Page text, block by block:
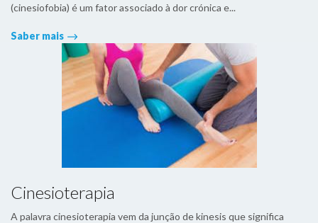
(cinesiofobia) é um fator associado à dor crónica e...
Saber mais
Cinesioterapia
A palavra cinesioterapia vem da junção de kinesis que significa